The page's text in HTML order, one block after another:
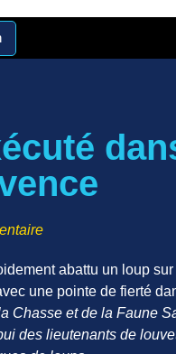
abattu un loup
une pointe de fierté
Chasse et de la Faune
des lieutenants de